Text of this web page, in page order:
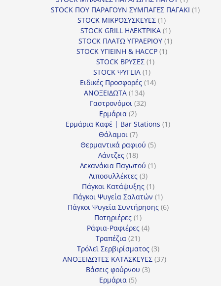
προϊόν
STOCK ΠΟΥ ΠΑΡΑΓΟΥΝ ΣΥΜΠΑΓΕΣ ΠΑΓΑΚΙ 11
STOCK ΜΙΚΡΟΣΥΣΚΕΥΕΣ 11
προϊόν
STOCK GRILL ΗΛΕΚΤΡΙΚΑ 11
προϊόν
STOCK ΠΛΑΤΩ ΥΓΡΑΕΡΙΟΥ 11
STOCK ΥΓΙΕΙΝΗ & HACCP 11
STOCK ΒΡΥΣΕΣ 11
STOCK ΨΥΓΕΙΑ 11
προϊόν
Ειδικές Προσφορές 1414
ΑΝΟΞΕΙΔΩΤΑ 134134
προϊόντα
Γαστρονόμοι 3232
Ερμάρια 22
προϊόντα
Ερμάρια Καφέ | Bar Stations 11
Θάλαμοι 77
προϊόντα
Θερμαντικά ραφιού 55
Λάντζες 1818
προϊόντα
Λεκανάκια Παγωτού 11
Λιποσυλλέκτες 33
προϊόντα
Πάγκοι Κατάψυξης 11
προϊόν
Πάγκοι Ψυγεία Σαλατών 11
προϊόν
Πάγκοι Ψυγεία Συντήρησης 66
Ποτηριέρες 11
προϊόν
Ράφια-Ραφιέρες 44
Τραπέζια 2121
προϊόντα
Τρόλεϊ Σερβιρίσματος 33
προϊόντα
ΑΝΟΞΕΙΔΩΤΕΣ ΚΑΤΑΣΚΕΥΕΣ 3737
Βάσεις φούρνου 33
Ερμάρια 55